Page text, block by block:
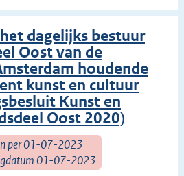
dagelijks bestuur
Oost van de
houdende
kunst en cultuur
Kunst en
Oost 2020)
per 01-07-2023
01-07-2023